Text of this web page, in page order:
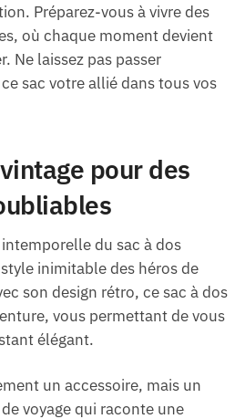
Préparez-vous à vivre des
où chaque moment devient
Ne laissez pas passer
sac votre allié dans tous vos
pour des
intemporelle du sac à dos
inimitable des héros de
son design rétro, ce sac à dos
vous permettant de vous
élégant.
un accessoire, mais un
voyage qui raconte une